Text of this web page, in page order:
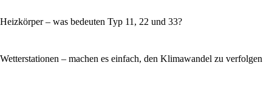
Heizkörper – was bedeuten Typ 11, 22 und 33?
Wetterstationen – machen es einfach, den Klimawandel zu verfolgen